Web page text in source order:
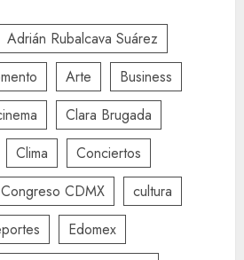
Adrián Rubalcava Suárez
Arte
Business
Clara Brugada
Clima
Conciertos
Congreso CDMX
cultura
Edomex